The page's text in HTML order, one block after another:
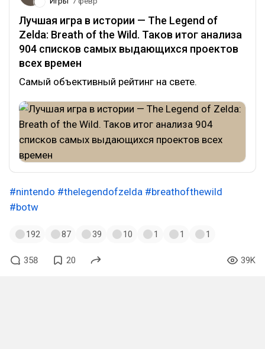
Лучшая игра в истории — The Legend of
Zelda: Breath of the Wild. Таков итог анализа
904 списков самых выдающихся проектов
всех времен
Самый объективный рейтинг на свете.
#nintendo #thelegendofzelda #breathofthewild
#botw
192 87 39 10 1 1 1
358 20 39K